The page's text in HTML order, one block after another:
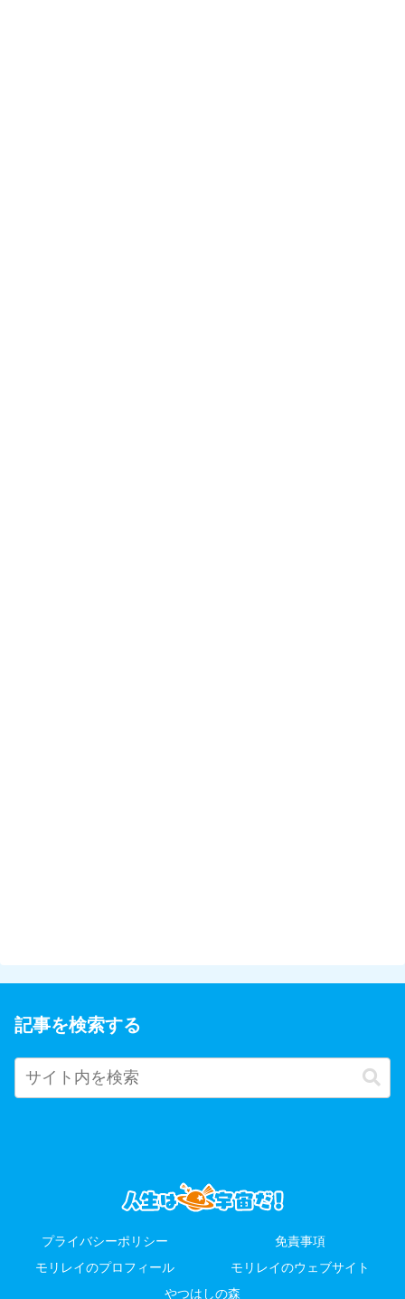
記事を検索する
プライバシーポリシー
免責事項
モリレイのプロフィール
モリレイのウェブサイト
やつはしの森